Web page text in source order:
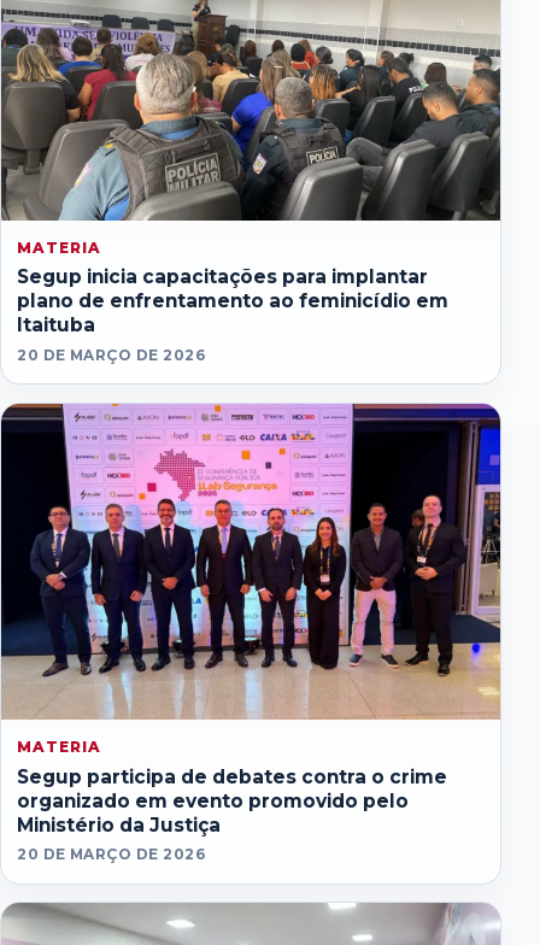
MATERIA
Segup inicia capacitações para implantar
plano de enfrentamento ao feminicídio em
Itaituba
20 DE MARÇO DE 2026
MATERIA
Segup participa de debates contra o crime
organizado em evento promovido pelo
Ministério da Justiça
20 DE MARÇO DE 2026